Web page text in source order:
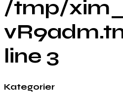
/tmp/
line 3
Kategorier